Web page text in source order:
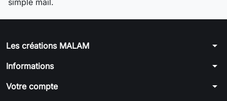
simple mail.
Les créations MALAM arrow_drop_down
Informations arrow_drop_down
Votre compte
arrow_drop_down